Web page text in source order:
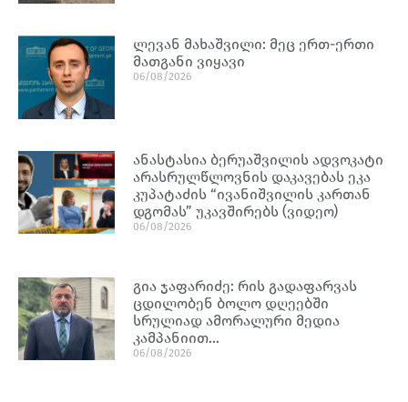
ლევან მახაშვილი: მეც ერთ-ერთი
მათგანი ვიყავი
06/08/2026
ანასტასია ბერუაშვილის ადვოკატი
არასრულწლოვნის დაკავებას ეკა
კუპატაძის “ივანიშვილის კართან
დგომას” უკავშირებს (ვიდეო)
06/08/2026
გია ჯაფარიძე: რის გადაფარვას
ცდილობენ ბოლო დღეებში
სრულიად ამორალური მედია
კამპანიით…
06/08/2026